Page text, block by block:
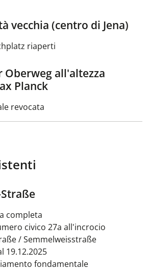
vecchia (centro di Jena)
riaperti
Oberweg all'altezza
Planck
revocata
completa
civico 27a all'incrocio
/ Semmelweisstraße
19.12.2025
fondamentale